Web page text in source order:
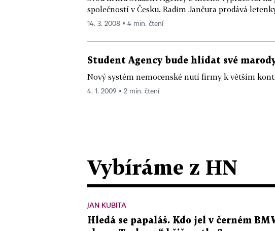
společností v Česku. Radim Jančura prodává
14. 3. 2008 ▪ 4 min. čtení
Student Agency bude hlídat své
Nový systém nemocenské nutí firmy k větším
4. 1. 2009 ▪ 2 min. čtení
Vybíráme z HN
JAN KUBITA
Hledá se papaláš. Kdo jel v černém